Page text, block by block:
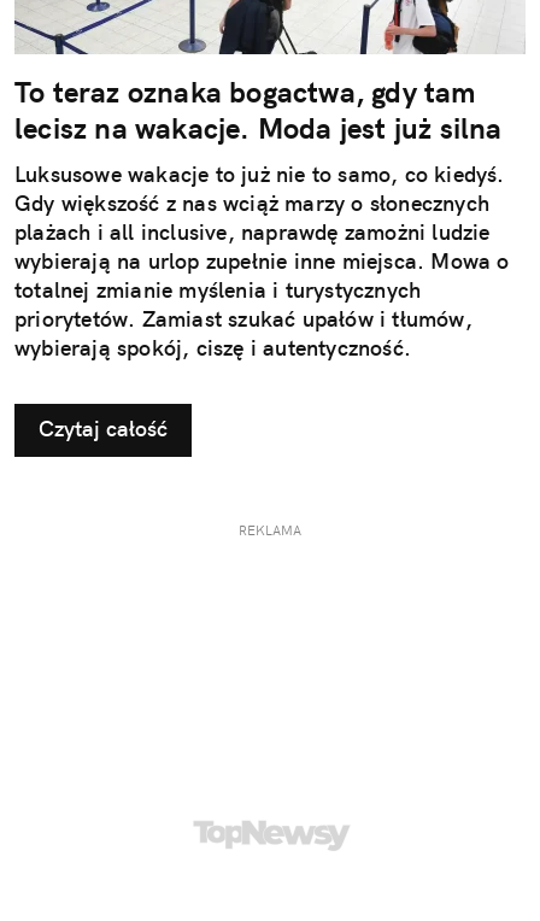
To teraz oznaka bogactwa, gdy tam
lecisz na wakacje. Moda jest już silna
Luksusowe wakacje to już nie to samo, co kiedyś.
Gdy większość z nas wciąż marzy o słonecznych
plażach i all inclusive, naprawdę zamożni ludzie
wybierają na urlop zupełnie inne miejsca. Mowa o
totalnej zmianie myślenia i turystycznych
priorytetów. Zamiast szukać upałów i tłumów,
wybierają spokój, ciszę i autentyczność.
Czytaj całość
REKLAMA